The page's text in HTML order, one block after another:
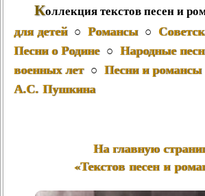
Коллекция текстов песен и
для детей○ Романсы○
Песни о Родине○ Народные
военных лет○ Песни и романсы
А.С. Пушкина
На главную
«Текстов песен и